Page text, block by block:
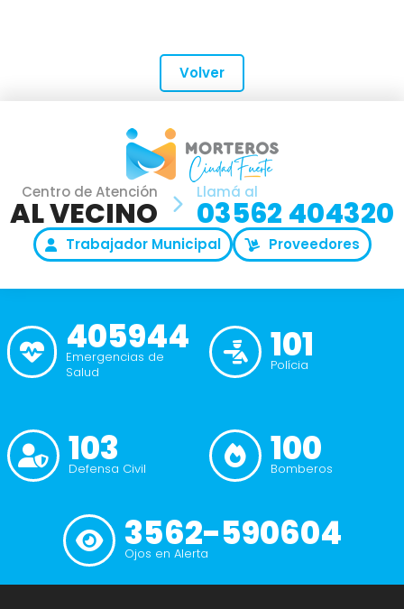
Volver
Centro de Atención
AL VECINO
Llamá al
03562 404320
Trabajador Municipal Proveedores
405944
Emergencias de
Salud
101
Polícia
103
Defensa Civil 100
Bomberos
3562-590604
Ojos en Alerta